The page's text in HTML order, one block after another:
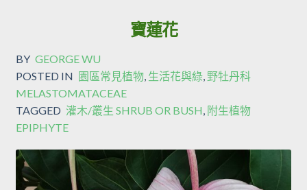
寶蓮花
BY GEORGE WU
POSTED IN 園區常見植物, 生活花與綠, 野牡丹科
MELASTOMATACEAE
TAGGED 灌木/叢生 SHRUB OR BUSH, 附生植物
EPIPHYTE